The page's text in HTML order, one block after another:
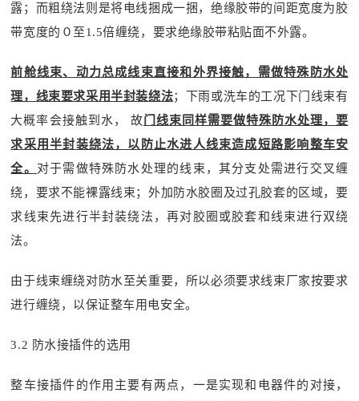
露；而粗绕法则是将电线捆成一捆，绝缘胶带的间距宽度为胶
带宽度的０至1.5倍缠绕，要求绝缘胶带粘贴面不外露。
前舱线束、动力总成线束直接和外界接触，需做特殊防水处
理，线束要求采用半封装绕法；下雨或洗车的工况下门线束有
大概率会接触到水， 故门线束同样需要做特殊防水处理，要
求采用半封装绕法，以防止水进人线束造成短路影响整车安
全。 对于需做特殊防水处理的线束，其分支处需进行交叉缠
绕，要求不能裸露线束；外加防水胶圈及过孔胶套的区域，要
求线束先进行半封装绕法，再对胶圈或胶套和线束进行双绕
法。
由于线束缠绕对防水至关重要，所以必须要求线束厂家按要求
进行缠绕，以保证整车用电安全。
3.2 防水接插件的选用
整车接插件的作用主要有两点，一是实现和电器件的对接，